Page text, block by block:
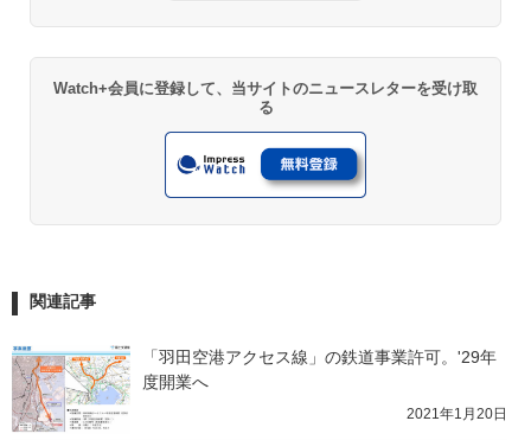
Watch+会員に登録して、当サイトのニュースレターを受け取
る
関連記事
「羽田空港アクセス線」の鉄道事業許可。'29年
度開業へ
2021年1月20日